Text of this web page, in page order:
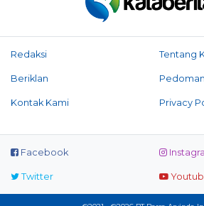
Redaksi Tentang
Beriklan
Kontak Kami Privacy
Facebook
Twitter